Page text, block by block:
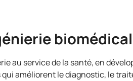
au service de la santé, en
améliorent le diagnostic, le